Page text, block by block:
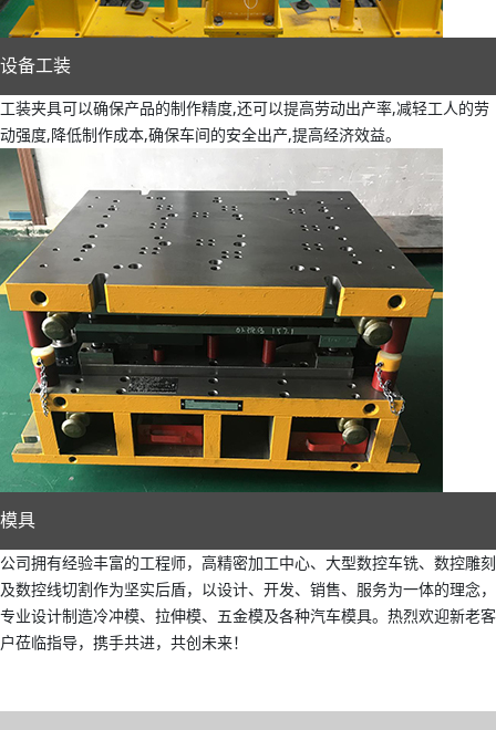
设备工装
工装夹具可以确保产品的制作精度,还可以提高劳动出产率,减轻工人的劳
动强度,降低制作成本,确保车间的安全出产,提高经济效益。
模具
公司拥有经验丰富的工程师，高精密加工中心、大型数控车铣、数控雕刻
及数控线切割作为坚实后盾，以设计、开发、销售、服务为一体的理念，
专业设计制造冷冲模、拉伸模、五金模及各种汽车模具。热烈欢迎新老客
户莅临指导，携手共进，共创未来！